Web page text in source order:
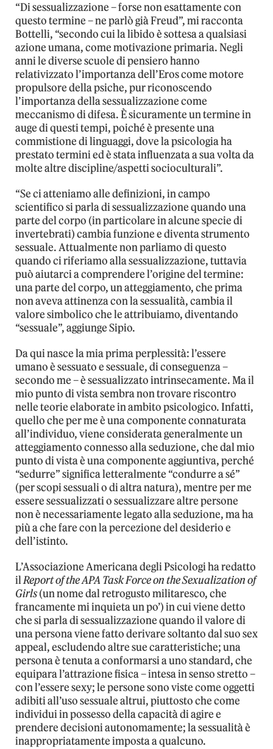
“Di sessualizzazione – forse non esattamente con
questo termine – ne parlò già Freud”, mi racconta
Bottelli, “secondo cui la libido è sottesa a qualsiasi
azione umana, come motivazione primaria. Negli
anni le diverse scuole di pensiero hanno
relativizzato l’importanza dell’Eros come motore
propulsore della psiche, pur riconoscendo
l’importanza della sessualizzazione come
meccanismo di difesa. È sicuramente un termine in
auge di questi tempi, poiché è presente una
commistione di linguaggi, dove la psicologia ha
prestato termini ed è stata influenzata a sua volta da
molte altre discipline/aspetti socioculturali”.
“Se ci atteniamo alle definizioni, in campo
scientifico si parla di sessualizzazione quando una
parte del corpo (in particolare in alcune specie di
invertebrati) cambia funzione e diventa strumento
sessuale. Attualmente non parliamo di questo
quando ci riferiamo alla sessualizzazione, tuttavia
può aiutarci a comprendere l’origine del termine:
una parte del corpo, un atteggiamento, che prima
non aveva attinenza con la sessualità, cambia il
valore simbolico che le attribuiamo, diventando
“sessuale”, aggiunge Sipio.
Da qui nasce la mia prima perplessità: l’essere
umano è sessuato e sessuale, di conseguenza –
secondo me – è sessualizzato intrinsecamente. Ma il
mio punto di vista sembra non trovare riscontro
nelle teorie elaborate in ambito psicologico. Infatti,
quello che per me è una componente connaturata
all’individuo, viene considerata generalmente un
atteggiamento connesso alla seduzione, che dal mio
punto di vista è una componente aggiuntiva, perché
“sedurre” significa letteralmente “condurre a sé”
(per scopi sessuali o di altra natura), mentre per me
essere sessualizzati o sessualizzare altre persone
non è necessariamente legato alla seduzione, ma ha
più a che fare con la percezione del desiderio e
dell’istinto.
L’Associazione Americana degli Psicologi ha redatto
ilReport of the APA Task Force on the Sexualization of
Girls(un nome dal retrogusto militaresco, che
francamente mi inquieta un po’) in cui viene detto
che si parla di sessualizzazione quando il valore di
una persona viene fatto derivare soltanto dal suo sex
appeal, escludendo altre sue caratteristiche; una
persona è tenuta a conformarsi a uno standard, che
equipara l’attrazione fisica – intesa in senso stretto –
con l’essere sexy; le persone sono viste come oggetti
adibiti all’uso sessuale altrui, piuttosto che come
individui in possesso della capacità di agire e
prendere decisioni autonomamente; la sessualità è
inappropriatamente imposta a qualcuno.